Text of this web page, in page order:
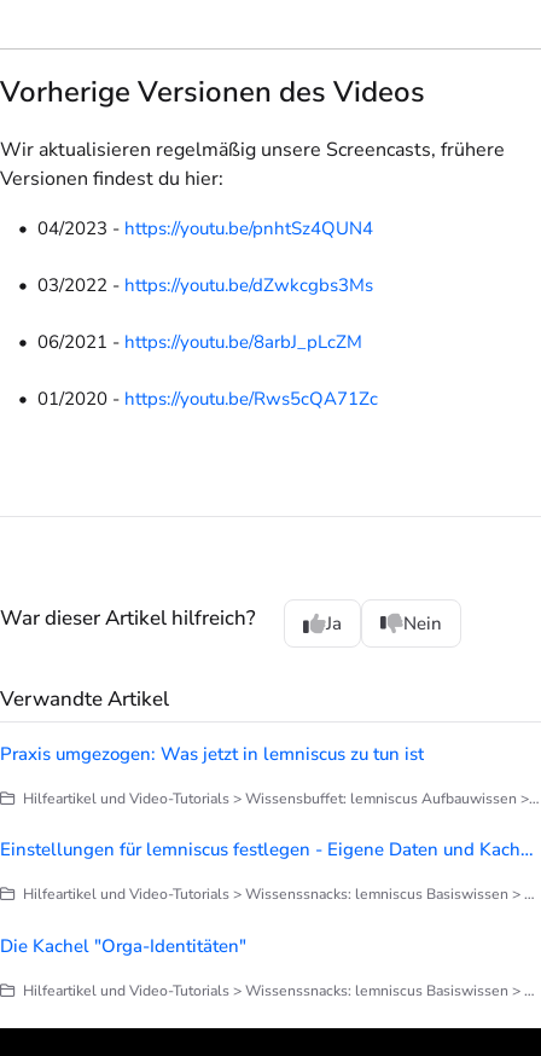
Vorherige Versionen des Videos
Wir aktualisieren regelmäßig unsere Screencasts, frühere
Versionen findest du hier:
04/2023 - https://youtu.be/pnhtSz4QUN4
03/2022 - https://youtu.be/dZwkcgbs3Ms
06/2021 - https://youtu.be/8arbJ_pLcZM
01/2020 - https://youtu.be/Rws5cQA71Zc
War dieser Artikel hilfreich? Ja Nein
Verwandte Artikel
Praxis umgezogen: Was jetzt in lemniscus zu tun ist
Hilfeartikel und Video-Tutorials > Wissensbuffet: lemniscus Aufbauwissen > Praxisorganisation
Einstellungen für lemniscus festlegen - Eigene Daten und Kachel Orga-Daten
Hilfeartikel und Video-Tutorials > Wissenssnacks: lemniscus Basiswissen > Finetuning deines lemniscus
Die Kachel "Orga-Identitäten"
Hilfeartikel und Video-Tutorials > Wissenssnacks: lemniscus Basiswissen > Finetuning deines lemniscus